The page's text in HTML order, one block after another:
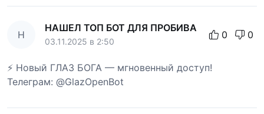
Н
НАШЕЛ ТОП БОТ ДЛЯ ПРОБИВА
03.11.2025 в 2:50
0 0
⚡ Новый ГЛАЗ БОГА — мгновенный доступ!
Телеграм: @GlazOpenBot